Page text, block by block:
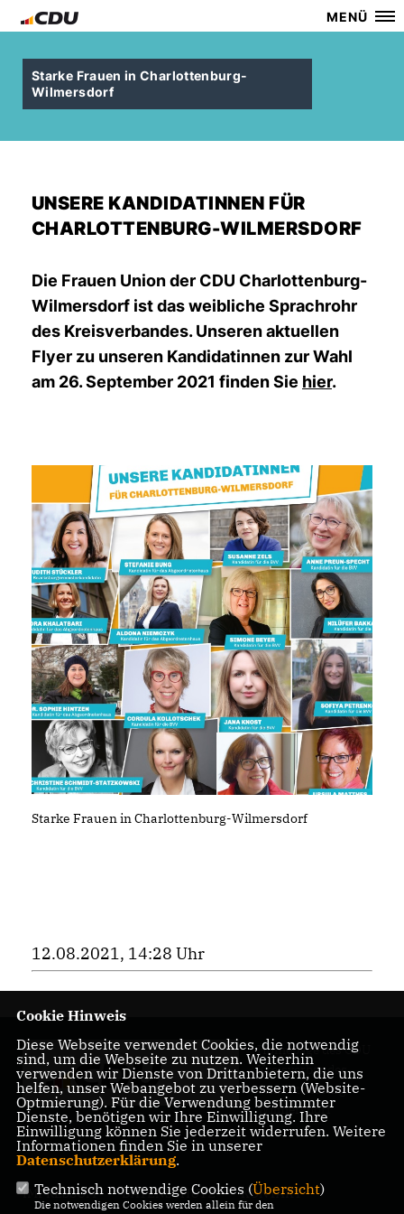
MENÜ
Starke Frauen in Charlottenburg-
Wilmersdorf
UNSERE KANDIDATINNEN FÜR
CHARLOTTENBURG-WILMERSDORF
Die Frauen Union der CDU Charlottenburg-
Wilmersdorf ist das weibliche Sprachrohr
des Kreisverbandes. Unseren aktuellen
Flyer zu unseren Kandidatinnen zur Wahl
am 26. September 2021 finden Sie hier.
Starke Frauen in Charlottenburg-Wilmersdorf
12.08.2021, 14:28 Uhr
Homepage des CDU
Kreisverbandes
Charlottenburg-
Wilmersdorf
IMPRESSUM DATENSCHUTZ KONTAKT
Cookie Hinweis
Diese Webseite verwendet Cookies, die notwendig
sind, um die Webseite zu nutzen. Weiterhin
verwenden wir Dienste von Drittanbietern, die uns
helfen, unser Webangebot zu verbessern (Website-
Optmierung). Für die Verwendung bestimmter
Dienste, benötigen wir Ihre Einwilligung. Ihre
Einwilligung können Sie jederzeit widerrufen. Weitere
Informationen finden Sie in unserer
Datenschutzerklärung.
Technisch notwendige Cookies (Übersicht)
Die notwendigen Cookies werden allein für den